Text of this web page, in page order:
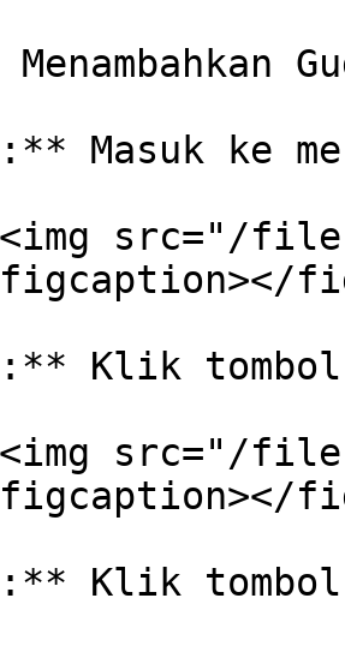
Masuk ke
src="/files/
Klik
src="/files/
Klik